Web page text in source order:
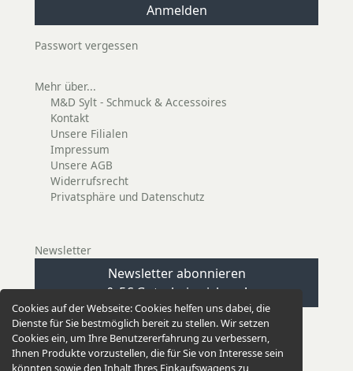
Cookies auf der Webseite:Cookies helfen uns dabei, die
Dienste für Sie bestmöglich bereit zu stellen. Wir setzen
Cookies ein, um Ihre Benutzererfahrung zu verbessern,
Ihnen Produkte vorzustellen, die für Sie von Interesse sein
Passwort vergessen
Mehr über...
M&D Sylt - Schmuck & Accessoires
Kontakt
Unsere Filialen
Impressum
Unsere AGB
Widerrufsrecht
Privatsphäre und Datenschutz
Newsletter
Newsletter abonnieren
& 5€ Gutschein sichern!